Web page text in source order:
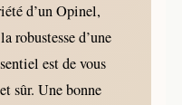
d’un Opinel,
robustesse d’une
est de vous
et sûr. Une bonne